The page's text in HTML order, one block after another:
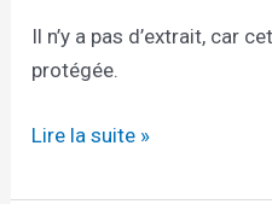
Il n’y a pas d’extrait, car
protégée.
THOMAS
–
Lire la suite »